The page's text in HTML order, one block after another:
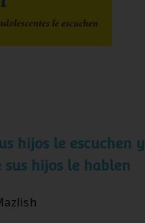
hijos le escuchen y
sus hijos lehablen